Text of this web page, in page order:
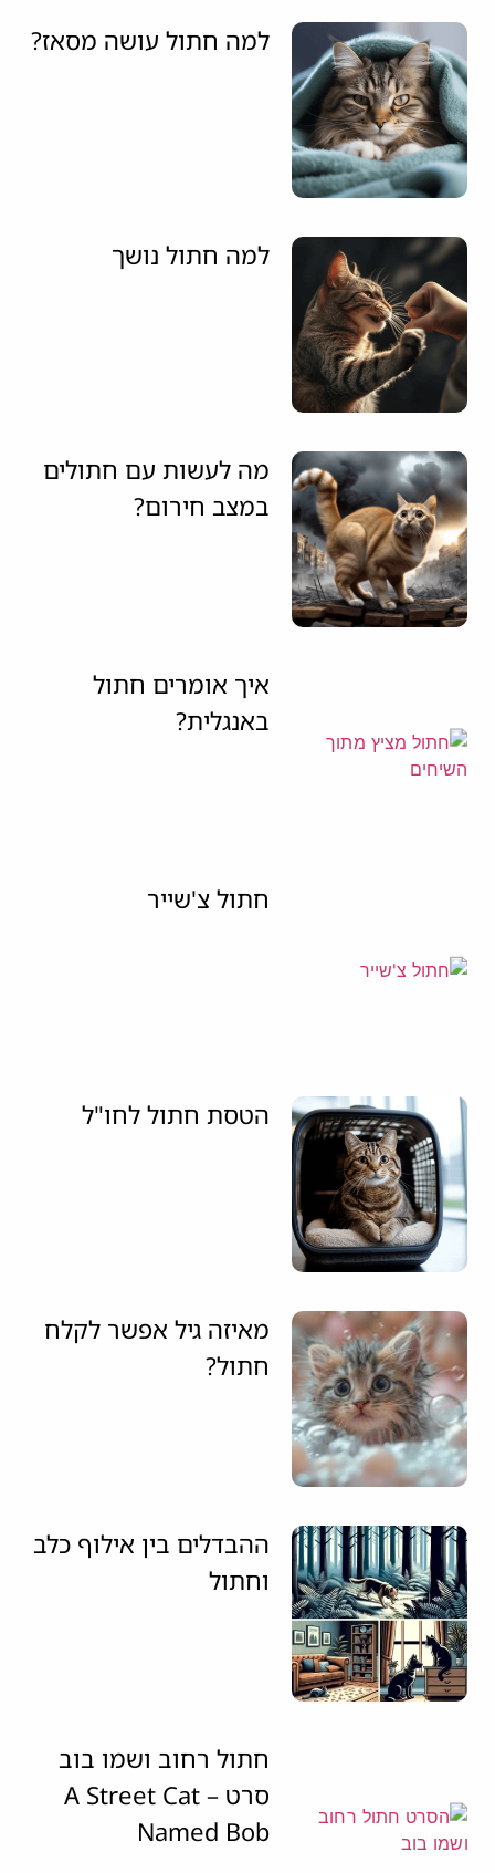
למה חתול עושה מסאז?
למה חתול נושך
מה לעשות עם חתולים
במצב חירום?
איך אומרים חתול
באנגלית?
חתול צ'שייר
הטסת חתול לחו"ל
מאיזה גיל אפשר לקלח
חתול?
ההבדלים בין אילוף כלב
וחתול
חתול רחוב ושמו בוב
סרט – A Street Cat
Named Bob